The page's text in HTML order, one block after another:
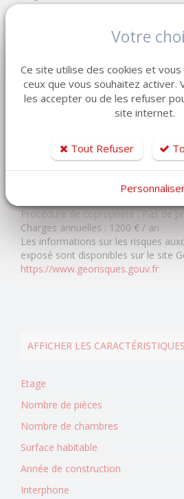
vendeurs et acquéreurs dans tous
Estimation offerte de votre bien
Copropriété de 30 lots - dont 15
Charges annuelles : 1200 euros.
Bien soumis au statut de la
Procédure de copropriété :Pas de
Charges annuelles : 1200 € / an
Les informations sur les risques
exposé sont disponibles sur le site
https://www.georisques.gouv.fr
AFFICHER LES
Etage
Nombre de pièces
Nombre de chambres
Surface habitable
Année de construction
Interphone
Votre
Ce site utilise des cookies et
ceux que vous souhaitez activer.
les accepter ou de les refuser
site internet.
Tout Refuser